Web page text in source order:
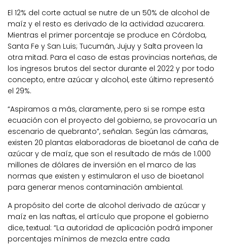
El 12% del corte actual se nutre de un 50% de alcohol de
maíz y el resto es derivado de la actividad azucarera.
Mientras el primer porcentaje se produce en Córdoba,
Santa Fe y San Luis; Tucumán, Jujuy y Salta proveen la
otra mitad. Para el caso de estas provincias norteñas, de
los ingresos brutos del sector durante el 2022 y por todo
concepto, entre azúcar y alcohol, este último representó
el 29%.
“Aspiramos a más, claramente, pero si se rompe esta
ecuación con el proyecto del gobierno, se provocaría un
escenario de quebranto”, señalan. Según las cámaras,
existen 20 plantas elaboradoras de bioetanol de caña de
azúcar y de maíz, que son el resultado de más de 1.000
millones de dólares de inversión en el marco de las
normas que existen y estimularon el uso de bioetanol
para generar menos contaminación ambiental.
A propósito del corte de alcohol derivado de azúcar y
maíz en las naftas, el artículo que propone el gobierno
dice, textual: “La autoridad de aplicación podrá imponer
porcentajes mínimos de mezcla entre cada